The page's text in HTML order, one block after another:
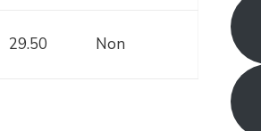
29.50 Non